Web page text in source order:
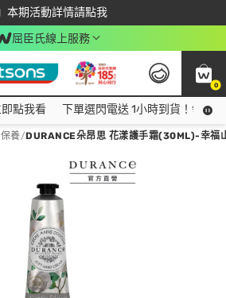
本期活動詳情請點我
下載app最高回饋$350
屈臣氏線上服務
0
我看
點我看 下單選閃電送 1小時到貨！領神
養/DURANCE朵昂思 花漾護手霜(30ML)-幸福